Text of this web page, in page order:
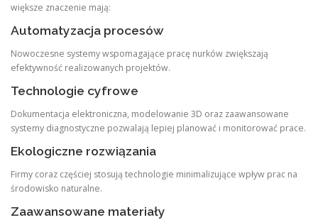
większe znaczenie mają:
Automatyzacja procesów
Nowoczesne systemy wspomagające pracę nurków zwiększają
efektywność realizowanych projektów.
Technologie cyfrowe
Dokumentacja elektroniczna, modelowanie 3D oraz zaawansowane
systemy diagnostyczne pozwalają lepiej planować i monitorować prace.
Ekologiczne rozwiązania
Firmy coraz częściej stosują technologie minimalizujące wpływ prac na
środowisko naturalne.
Zaawansowane materiały